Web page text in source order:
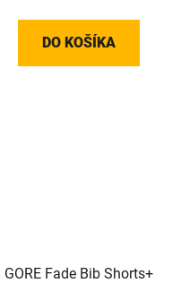
DO KOŠÍKA
GORE Fade Bib Shorts+